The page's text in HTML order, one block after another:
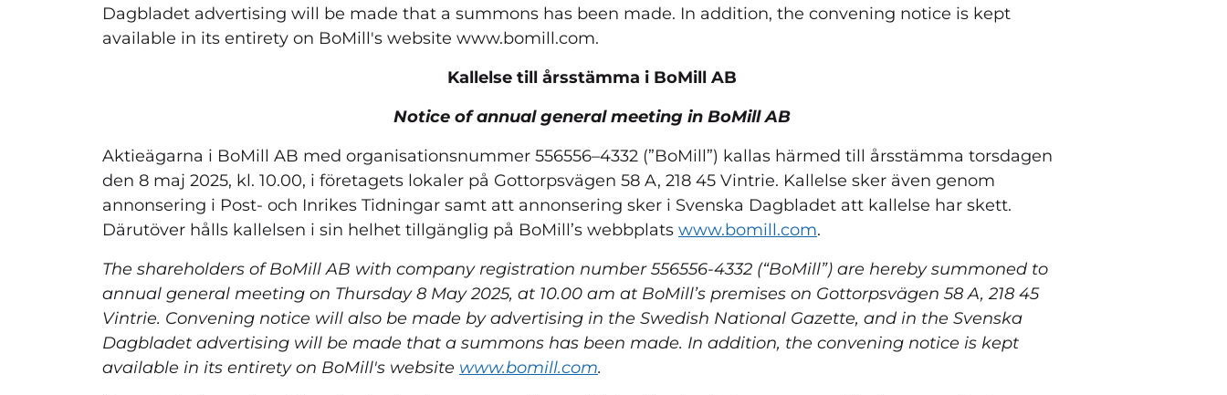
Dagbladet advertising will be made that a summons has been made. In addition, the convening notice is kept
available in its entirety on BoMill's website www.bomill.com.
Kallelse till årsstämma i BoMill AB
Notice of annual general meeting in BoMill AB
Aktieägarna i BoMill AB med organisationsnummer 556556–4332 (”BoMill”) kallas härmed till årsstämma torsdagen
den 8 maj 2025, kl. 10.00, i företagets lokaler på Gottorpsvägen 58 A, 218 45 Vintrie. Kallelse sker även genom
annonsering i Post- och Inrikes Tidningar samt att annonsering sker i Svenska Dagbladet att kallelse har skett.
Därutöver hålls kallelsen i sin helhet tillgänglig på BoMill’s webbplats www.bomill.com.
The shareholders of BoMill AB with company registration number 556556-4332 (“BoMill”) are hereby summoned to
annual general meeting on Thursday 8 May 2025, at 10.00 am at BoMill’s premises on Gottorpsvägen 58 A, 218 45
Vintrie. Convening notice will also be made by advertising in the Swedish National Gazette, and in the Svenska
Dagbladet advertising will be made that a summons has been made. In addition, the convening notice is kept
available in its entirety on BoMill's website www.bomill.com.